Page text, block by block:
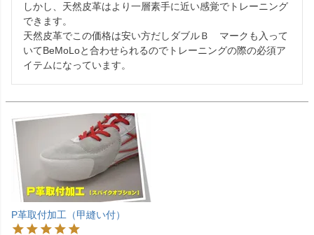
しかし、天然皮革はより一層素手に近い感覚でトレーニング
できます。
天然皮革でこの価格は安い方だしダブルＢ　マークも入って
いてBeMoLoと合わせられるのでトレーニングの際の必須ア
イテムになっています。
P革取付加工（甲縫い付）